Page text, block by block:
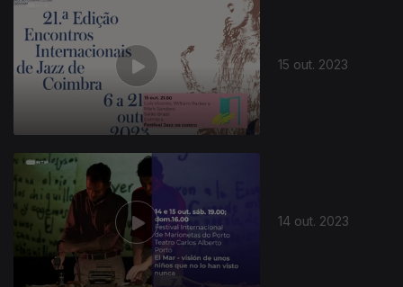
15 out. 2023
14 out. 2023